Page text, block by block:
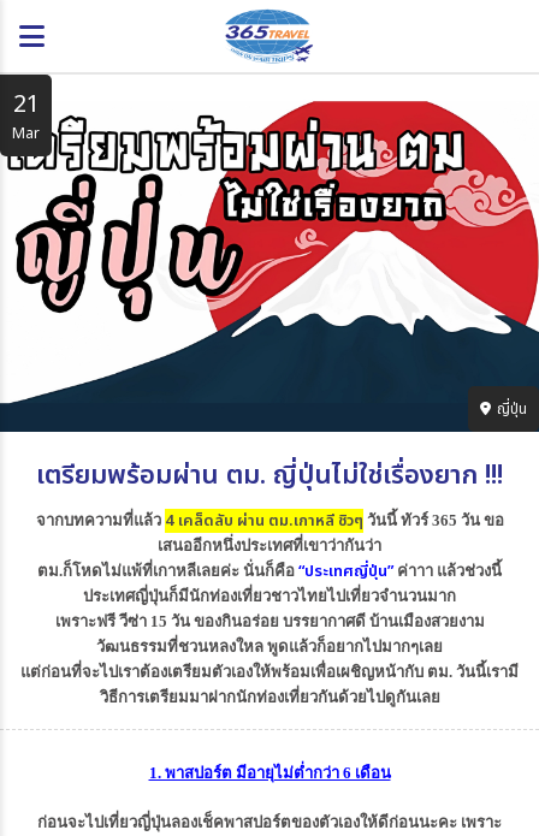
21
Mar
ญี่ปุ่น
เตรียมพร้อมผ่าน ตม. ญี่ปุ่นไม่ใช่เรื่องยาก !!!
จากบทความที่แล้ว 4 เคล็ดลับ ผ่าน ตม.เกาหลี ชิวๆ วันนี้ ทัวร์ 365 วัน ขอ
เสนออีกหนึ่งประเทศที่เขาว่ากันว่า
ตม.ก็โหดไม่แพ้ที่เกาหลีเลยค่ะ นั่นก็คือ “ประเทศญี่ปุ่น”ค่าาา แล้วช่วงนี้
ประเทศญี่ปุ่นก็มีนักท่องเที่ยวชาวไทยไปเที่ยวจำนวนมาก
เพราะฟรี วีซ่า 15 วัน ของกินอร่อย บรรยากาศดี บ้านเมืองสวยงาม
วัฒนธรรมที่ชวนหลงใหล พูดแล้วก็อยากไปมากๆเลย
แต่ก่อนที่จะไปเราต้องเตรียมตัวเองให้พร้อมเพื่อเผชิญหน้ากับ ตม. วันนี้เรามี
วิธีการเตรียมมาฝากนักท่องเที่ยวกันด้วยไปดูกันเลย
1. พาสปอร์ต มีอายุไม่ต่ำกว่า 6 เดือน
ก่อนจะไปเที่ยวญี่ปุ่นลองเช็คพาสปอร์ตของตัวเองให้ดีก่อนนะคะ เพราะ